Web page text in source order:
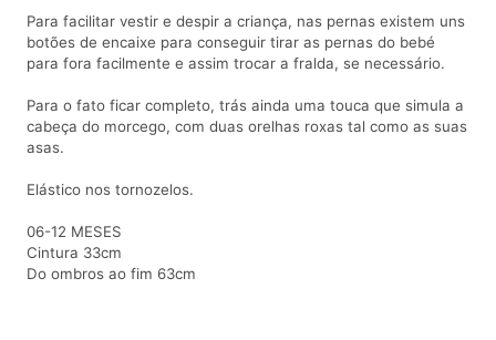
Para facilitar vestir e despir a criança, nas pernas existem uns
botões de encaixe para conseguir tirar as pernas do bebé
para fora facilmente e assim trocar a fralda, se necessário.
Para o fato ficar completo, trás ainda uma touca que simula a
cabeça do morcego, com duas orelhas roxas tal como as suas
asas.
Elástico nos tornozelos.
06-12 MESES
Cintura 33cm
Do ombros ao fim 63cm